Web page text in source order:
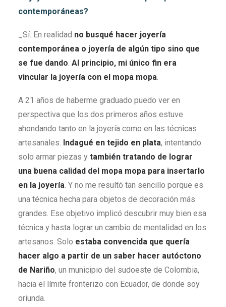
contemporáneas?
_Sí. En realidad no busqué hacer joyería
contemporánea o joyería de algún tipo sino que
se fue dando. Al principio, mi único fin era
vincular la joyería con el mopa mopa.
A 21 años de haberme graduado puedo ver en
perspectiva que los dos primeros años estuve
ahondando tanto en la joyería como en las técnicas
artesanales. Indagué en tejido en plata, intentando
solo armar piezas y también tratando de lograr
una buena calidad del mopa mopa para insertarlo
en la joyería. Y no me resultó tan sencillo porque es
una técnica hecha para objetos de decoración más
grandes. Ese objetivo implicó descubrir muy bien esa
técnica y hasta lograr un cambio de mentalidad en los
artesanos. Solo estaba convencida que quería
hacer algo a partir de un saber hacer autóctono
de Nariño, un municipio del sudoeste de Colombia,
hacia el límite fronterizo con Ecuador, de donde soy
oriunda.